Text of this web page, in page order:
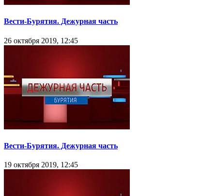
Вести-Бурятия. Дежурная часть
26 октября 2019, 12:45
Вести-Бурятия. Дежурная часть
19 октября 2019, 12:45